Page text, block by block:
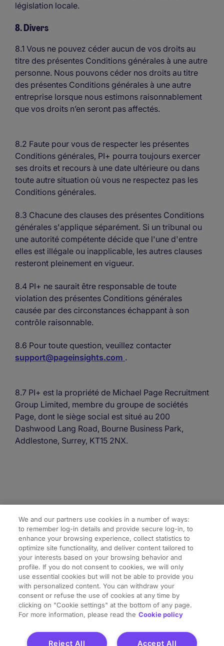
législation locale.
8. Divers
8.1 Vous ne pouvez céder aucun de vos droits au
titre des présentes Conditions générales à une autre
personne. Nous pouvons céder nos droits au titre
des présentes Conditions générales à une autre
entreprise lorsque nous estimons raisonnablement
que vos droits n’en seront pas affectés.
8.2 Faute pour vous de respecter les présentes
Conditions générales, PI+ pourra toujours exercer
ses droits et recours à une date ultérieure ou dans
toute autre situation où vous ne respectez pas les
Conditions générales.
8.3 Chacune des clauses des présentes Conditions
générales s'applique séparément. Si un tribunal ou
une autorité compétente décide que l'une d'entre
elles est illégale ou inapplicable, les autres clauses
resteront pleinement en vigueur.
8.4 PI+ ne saurait être responsable de toute
violation des présentes Conditions générales
causée par des circonstances échappant à son
contrôle raisonnable.
8.6 Pour toute question, veuillez contacter
support@pageinsights.com .
8.7 PI+ est la propriété de Michael Page Recruitment
Group Limited, membre du groupe de sociétés
Page, dont le siège social est situé au 200
Dashwood Lang Road, Bourne Business Park,
Addlestone, Surrey, KT15 2NX.
Liens utiles
A propos de PageGroup
Cookie Settings
We and our partners use cookies in a number of ways:
to remember log-in details and provide secure log-in, to
enhance your browsing experience, collect statistics to
optimize site functionality, and deliver content tailored to
your interests based on your browsing behavior and
profile. If you do not consent to cookies, we will only
use essential cookies but will not be able to provide you
with personalized content. You can withdraw your
consent or refuse the use of cookies at any time by
clicking on "Cookie settings" at the bottom of any page.
For more information, please read the Cookie policy
Accept All
Reject All